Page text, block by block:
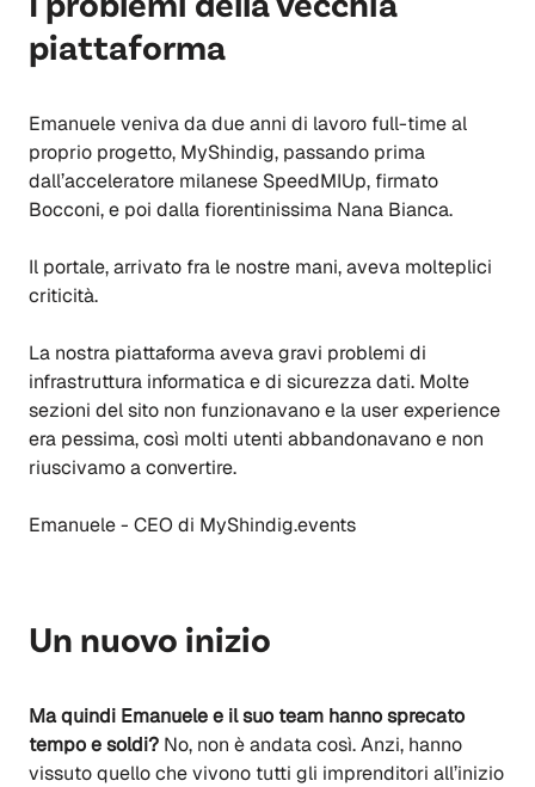
piattaforma
Emanuele veniva da due anni di lavoro full-time al
proprio progetto, MyShindig, passando prima
dall’acceleratore milanese SpeedMIUp, firmato
Bocconi,e poi dalla fiorentinissima Nana Bianca.
Il portale, arrivato fra le nostre mani,aveva molteplici
criticità.
La nostra piattaforma aveva gravi problemi di
infrastruttura informatica e di sicurezza dati. Molte
sezioni del sito non funzionavano e la user experience
era pessima, così molti utenti abbandonavano e non
riuscivamo a convertire.
Emanuele - CEO di MyShindig.events
Un nuovo inizio
Ma quindi Emanuele e il suo team hanno sprecato
tempo e soldi? No, non è andata così. Anzi, hanno
vissuto quello che vivono tutti gli imprenditori all’inizio